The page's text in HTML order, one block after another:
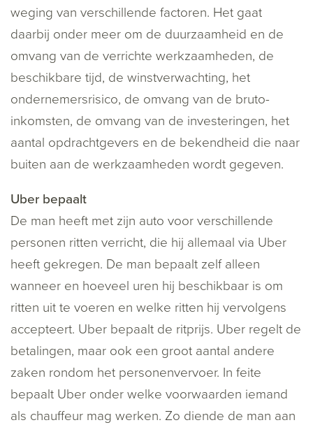
weging van verschillende factoren. Het gaat
daarbij onder meer om de duurzaamheid en de
omvang van de verrichte werkzaamheden, de
beschikbare tijd, de winstverwachting, het
ondernemersrisico, de omvang van de bruto-
inkomsten, de omvang van de investeringen, het
aantal opdrachtgevers en de bekendheid die naar
buiten aan de werkzaamheden wordt gegeven.
Uber bepaalt
De man heeft met zijn auto voor verschillende
personen ritten verricht, die hij allemaal via Uber
heeft gekregen. De man bepaalt zelf alleen
wanneer en hoeveel uren hij beschikbaar is om
ritten uit te voeren en welke ritten hij vervolgens
accepteert. Uber bepaalt de ritprijs. Uber regelt de
betalingen, maar ook een groot aantal andere
zaken rondom het personenvervoer. In feite
bepaalt Uber onder welke voorwaarden iemand
als chauffeur mag werken. Zo diende de man aan